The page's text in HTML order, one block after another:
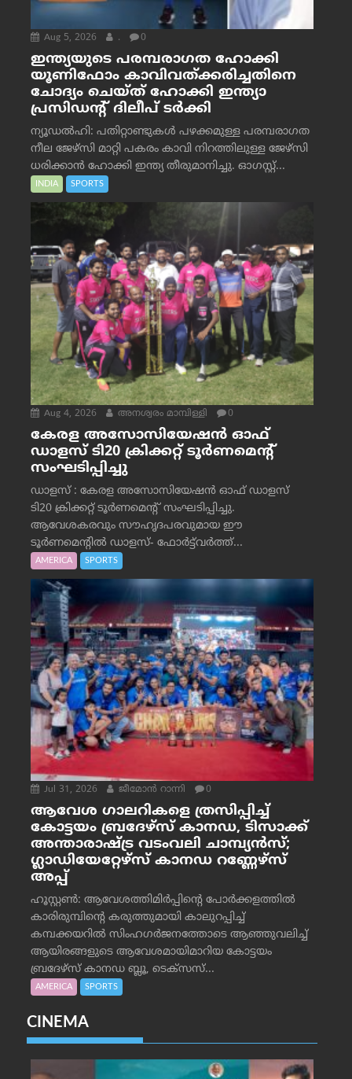
Aug 5, 2026 . 0
ഇന്ത്യയുടെ പരമ്പരാഗത ഹോക്കി
യൂണിഫോം കാവിവത്ക്കരിച്ചതിനെ
ചോദ്യം ചെയ്ത് ഹോക്കി ഇന്ത്യാ
പ്രസിഡന്റ് ദിലീപ് ടര്‍ക്കി
ന്യൂഡൽഹി: പതിറ്റാണ്ടുകൾ പഴക്കമുള്ള പരമ്പരാഗത
നീല ജേഴ്‌സി മാറ്റി പകരം കാവി നിറത്തിലുള്ള ജേഴ്‌സി
ധരിക്കാൻ ഹോക്കി ഇന്ത്യ തീരുമാനിച്ചു. ഓഗസ്റ്റ്...
INDIA SPORTS
Aug 4, 2026 അനശ്വരം മാമ്പിള്ളി 0
കേരള അസോസിയേഷൻ ഓഫ്
ഡാളസ് ടി20 ക്രിക്കറ്റ് ടൂർണമെന്റ്
സംഘടിപ്പിച്ചു
ഡാളസ് : കേരള അസോസിയേഷൻ ഓഫ് ഡാളസ്
ടി20 ക്രിക്കറ്റ് ടൂർണമെന്റ് സംഘടിപ്പിച്ചു.
ആവേശകരവും സൗഹൃദപരവുമായ ഈ
ടൂർണമെന്റിൽ ഡാളസ്- ഫോർട്ട്‌വര്‍ത്ത്...
AMERICA SPORTS
Jul 31, 2026 ജീമോന്‍ റാന്നി 0
ആവേശ ഗാലറികളെ ത്രസിപ്പിച്ച്
കോട്ടയം ബ്രദേഴ്‌സ് കാനഡ, ടിസാക്ക്
അന്താരാഷ്ട്ര വടംവലി ചാമ്പ്യന്‍സ്;
ഗ്ലാഡിയേറ്റേഴ്‌സ് കാനഡ റണ്ണേഴ്‌സ്
അപ്പ്
ഹൂസ്റ്റണ്‍: ആവേശത്തിമിര്‍പ്പിന്റെ പോര്‍ക്കളത്തില്‍
കാരിരുമ്പിന്റെ കരുത്തുമായി കാലുറപ്പിച്ച്
കമ്പക്കയറില്‍ സിംഹഗര്‍ജനത്തോടെ ആഞ്ഞുവലിച്ച്
ആയിരങ്ങളുടെ ആവേശമായിമാറിയ കോട്ടയം
ബ്രദേഴ്‌സ് കാനഡ ബ്ലൂ, ടെക്‌സസ്...
AMERICA SPORTS
CINEMA